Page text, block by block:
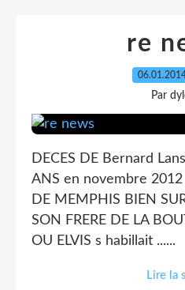
re
Par
DECES DE Bernard
ANS en novembre
DE MEMPHIS BIEN
SON FRERE DE LA
OU ELVIS s habillait ......
Lire la